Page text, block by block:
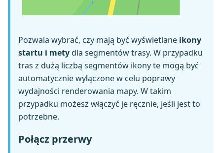
Pozwala wybrać, czy mają być wyświetlane ikony
startu i metydla segmentów trasy. W przypadku
tras z dużą liczbą segmentów ikony te mogą być
automatycznie wyłączone w celu poprawy
wydajności renderowania mapy. W takim
przypadku możesz włączyć je ręcznie, jeśli jest to
potrzebne.
Połącz przerwy